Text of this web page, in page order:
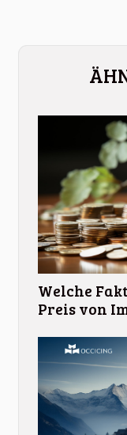
Welche
Preis von